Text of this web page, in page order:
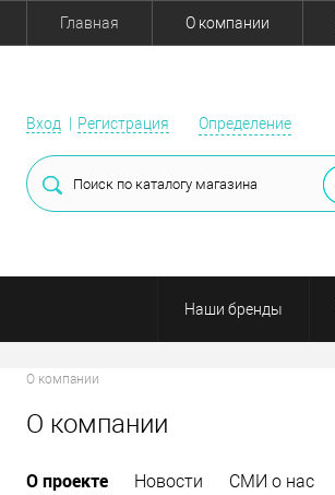
Главная О компании
Вход Регистрация Определение
Наши бренды
О компании
О компании
О проекте Новости СМИ о нас